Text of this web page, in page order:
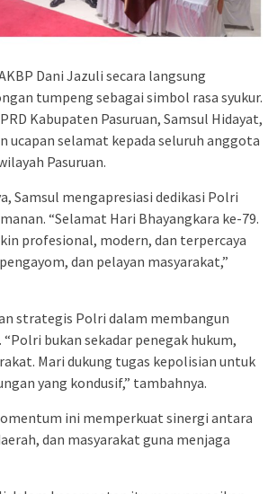
Dani Jazuli secara langsung
tumpeng sebagai simbol rasa syukur.
Kabupaten Pasuruan, Samsul Hidayat,
ucapan selamat kepada seluruh anggota
Pasuruan.
Samsul mengapresiasi dedikasi Polri
“Selamat Hari Bhayangkara ke-79.
profesional, modern, dan terpercaya
dan pelayan masyarakat,”
strategis Polri dalam membangun
bukan sekadar penegak hukum,
Mari dukung tugas kepolisian untuk
yang kondusif,” tambahnya.
ini memperkuat sinergi antara
dan masyarakat guna menjaga